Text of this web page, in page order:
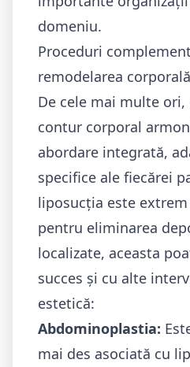
domeniu.
Proceduri
remodelarea
De cele mai multe
contur corporal
abordare integrată,
specifice ale fiecărei
liposucția este
pentru eliminarea
localizate, aceasta
succes și cu alte
estetică:
Abdominoplastia:
mai des asociată cu